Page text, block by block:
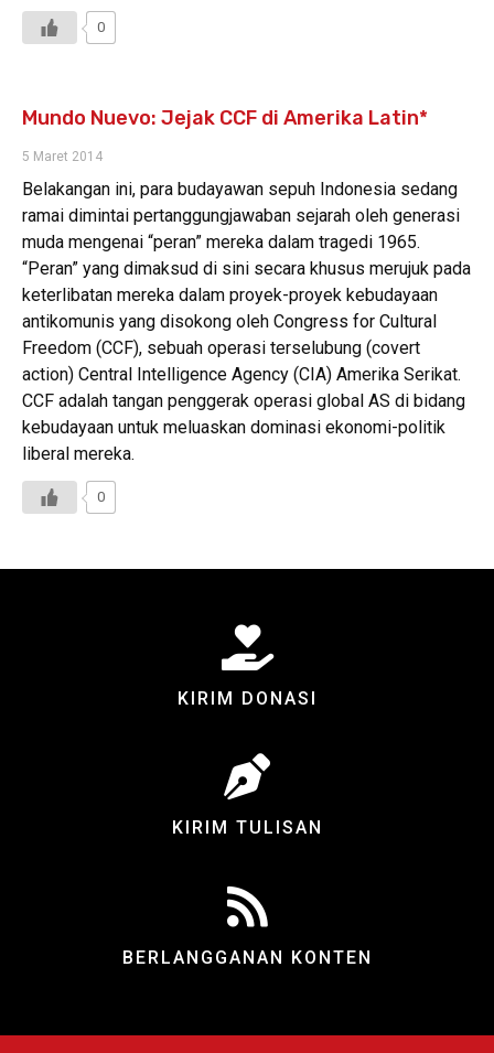
0
Mundo Nuevo: Jejak CCF di Amerika Latin*
5 Maret 2014
Belakangan ini, para budayawan sepuh Indonesia sedang
ramai dimintai pertanggungjawaban sejarah oleh generasi
muda mengenai “peran” mereka dalam tragedi 1965.
“Peran” yang dimaksud di sini secara khusus merujuk pada
keterlibatan mereka dalam proyek-proyek kebudayaan
antikomunis yang disokong oleh Congress for Cultural
Freedom (CCF), sebuah operasi terselubung (covert
action) Central Intelligence Agency (CIA) Amerika Serikat.
CCF adalah tangan penggerak operasi global AS di bidang
kebudayaan untuk meluaskan dominasi ekonomi-politik
liberal mereka.
0
KIRIM DONASI
KIRIM TULISAN
BERLANGGANAN KONTEN